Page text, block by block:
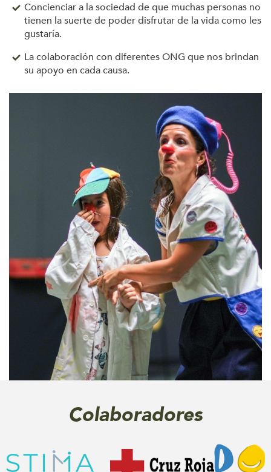
Concienciar a la sociedad de que muchas personas no
tienen la suerte de poder disfrutar de la vida como les
gustaría.
La colaboración con diferentes ONG que nos brindan
su apoyo en cada causa.
Colaboradores